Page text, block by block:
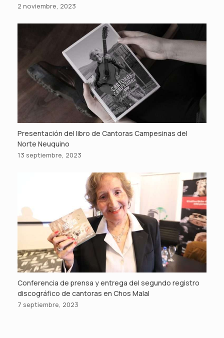
2 noviembre, 2023
Presentación del libro de Cantoras Campesinas del
Norte Neuquino
13 septiembre, 2023
Conferencia de prensa y entrega del segundo registro
discográfico de cantoras en Chos Malal
7 septiembre, 2023